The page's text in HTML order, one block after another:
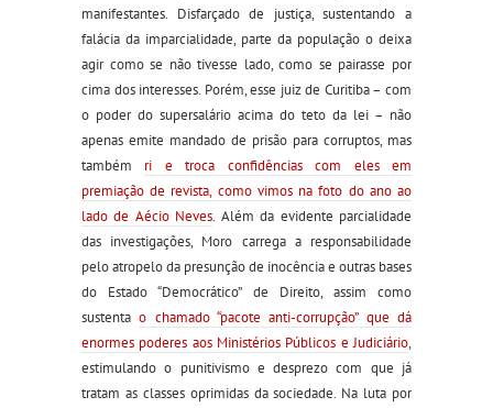
manifestantes. Disfarçado de justiça, sustentando a
falácia da imparcialidade, parte da população o deixa
agir como se não tivesse lado, como se pairasse por
cima dos interesses. Porém, esse juiz de Curitiba – com
o poder do supersalário acima do teto da lei – não
apenas emite mandado de prisão para corruptos, mas
também ri e troca confidências com eles em
premiação de revista, como vimos na foto do ano ao
lado de Aécio Neves. Além da evidente parcialidade
das investigações, Moro carrega a responsabilidade
pelo atropelo da presunção de inocência e outras bases
do Estado “Democrático” de Direito, assim como
sustentao chamado “pacote anti-corrupção” que dá
enormes poderes aos Ministérios Públicos e Judiciário,
estimulando o punitivismo e desprezo com que já
tratam as classes oprimidas da sociedade. Na luta por